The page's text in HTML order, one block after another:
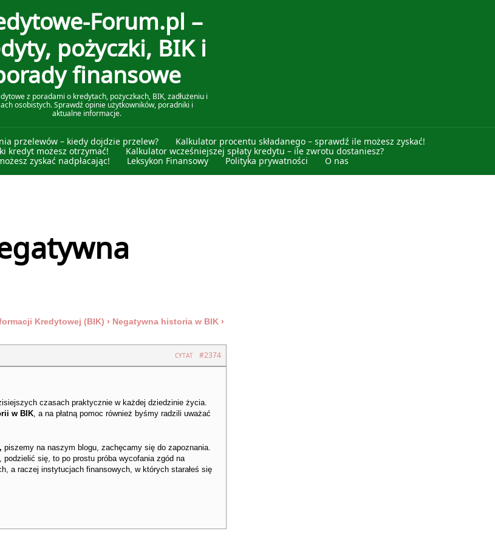
Forum.pl –
pożyczki, BIK i
finansowe
z poradami o kredytach, pożyczkach, BIK, zadłużeniu i
osobistych. Sprawdź opinie użytkowników, poradniki i
aktualne informacje.
przelewów – kiedy dojdzie przelew?
Kalkulator procentu składanego – sprawdź ile możesz zyskać!
kredyt możesz otrzymać!
Kalkulator wcześniejszej spłaty kredytu – ile zwrotu dostaniesz?
zyskać nadpłacając!
Leksykon Finansowy Polityka prywatności O nas
Kredytowej (BIK) › Negatywna historia w BIK ›
#2374
CYTAT
czasach praktycznie w każdej dziedzinie życia.
w BIK, a na płatną pomoc również byśmy radzili uważać
, piszemy na naszym blogu, zachęcamy się do zapoznania.
się, to po prostu próba wycofania zgód na
a raczej instytucjach finansowych, w których starałeś się